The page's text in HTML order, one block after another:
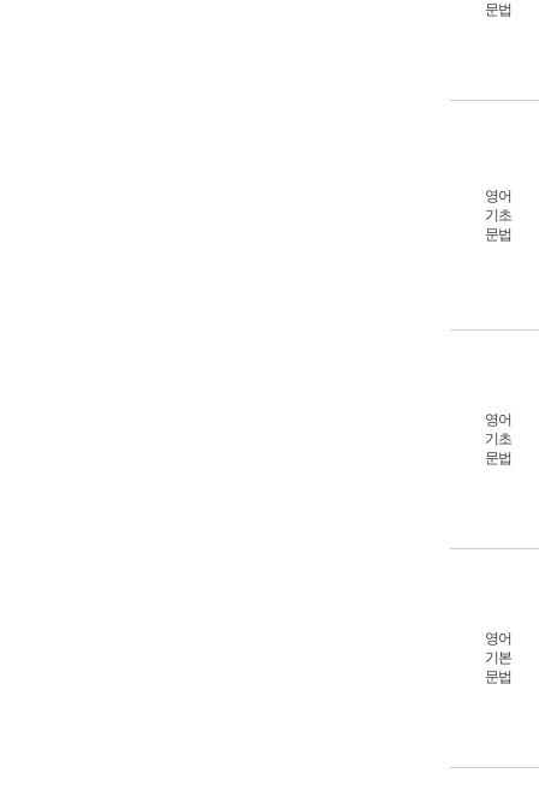
문법
영어
기초
문법
영어
기초
문법
영어
기본
문법